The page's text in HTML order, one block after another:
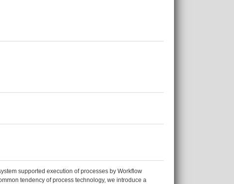
supported execution of processes by Workflow
tendency of process technology, we introduce a